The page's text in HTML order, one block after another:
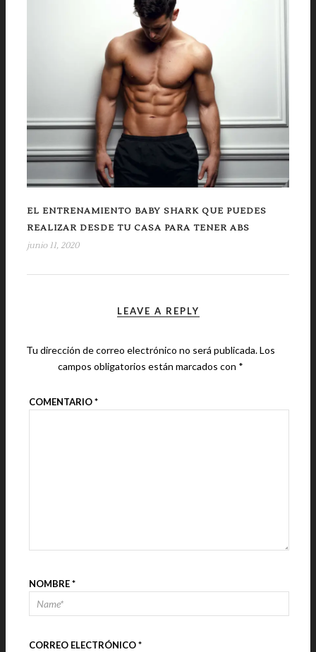
EL ENTRENAMIENTO BABY SHARK QUE PUEDES
REALIZAR DESDE TU CASA PARA TENER ABS
junio 11, 2020
LEAVE A REPLY
Tu dirección de correo electrónico no será publicada.Los
campos obligatorios están marcados con *
COMENTARIO*
NOMBRE*
CORREO ELECTRÓNICO*